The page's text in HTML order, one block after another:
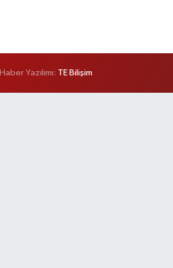
Haber Yazılımı: TE Bilişim